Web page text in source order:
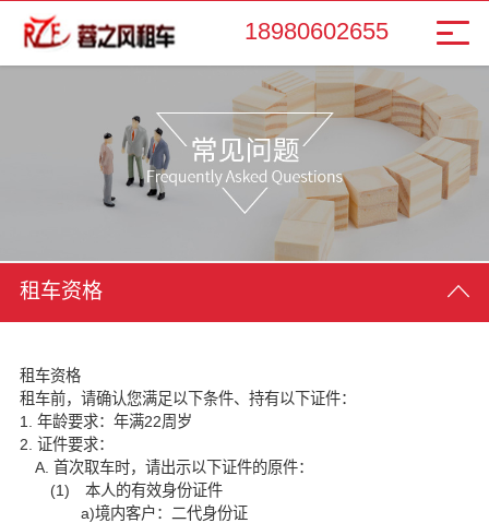
18980602655
租车资格
租车资格
租车前，请确认您满足以下条件、持有以下证件：
1. 年龄要求：年满22周岁
2. 证件要求：
A. 首次取车时，请出示以下证件的原件：
(1) 本人的有效身份证件
a)境内客户：二代身份证